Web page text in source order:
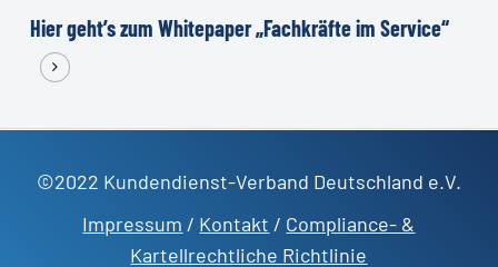
Hier geht’s zum Whitepaper „Fachkräfte im Service“
©2022 Kundendienst-Verband Deutschland e.V.
Impressum / Kontakt / Compliance- &
Kartellrechtliche Richtlinie